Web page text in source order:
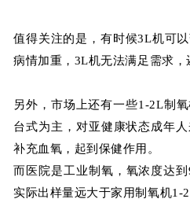
值得关注的是，有时候3L机可
病情加重，3L机无法满足需求，
另外，市场上还有一些1-2L制
台式为主，对亚健康状态成年
补充血氧，起到保健作用。
而医院是工业制氧，氧浓度达
实际出样量远大于家用制氧机1-